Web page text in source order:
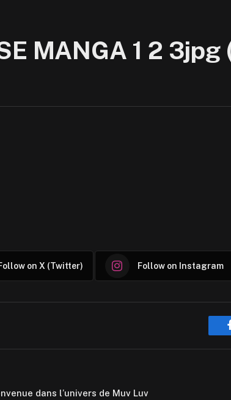
MANGA 1 2 3jpg
on X (Twitter) Follow on Instagram
dans l’univers de Muv Luv